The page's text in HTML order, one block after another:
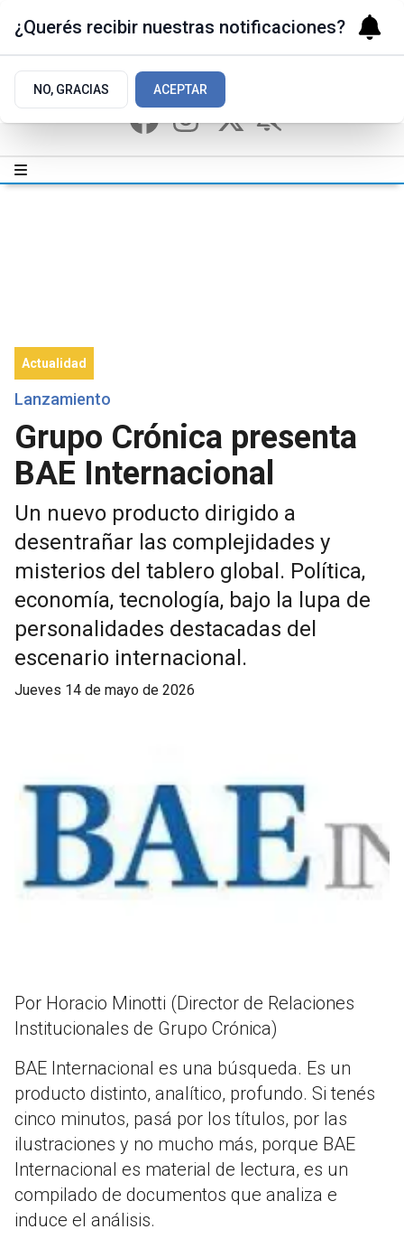
Actualidad
Lanzamiento
Grupo Crónica presenta
BAE Internacional
Un nuevo producto dirigido a
desentrañar las complejidades y
misterios del tablero global. Política,
economía, tecnología, bajo la lupa de
personalidades destacadas del
escenario internacional.
jueves 14 de mayo de 2026
Por Horacio Minotti (Director de Relaciones
Institucionales de Grupo Crónica)
BAE Internacional es una búsqueda. Es un
producto distinto, analítico, profundo. Si tenés
cinco minutos, pasá por los títulos, por las
ilustraciones y no mucho más, porque BAE
Internacional es material de lectura, es un
compilado de documentos que analiza e
induce el análisis.
¿Querés recibir nuestras notificaciones?
NO, GRACIAS ACEPTAR